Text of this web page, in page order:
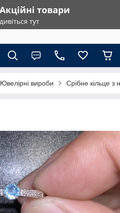
Ювелірні вироби Срібне кільце